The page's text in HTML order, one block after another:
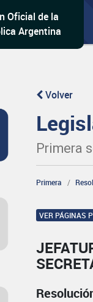
Oficial de la
Argentina
Volver
Primera
Primera
VER PÁGINAS